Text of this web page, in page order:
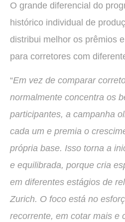
O grande diferencial do
histórico individual de
distribui melhor os prêmios
para corretores com
“Em vez de comparar
normalmente concentra os
participantes, a campanha
cada um e premia o
própria base. Isso torna a
e equilibrada, porque cria
em diferentes estágios de
Zurich. O foco está no
recorrente, em cotar mais e